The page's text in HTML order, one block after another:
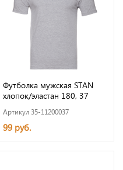
Футболка мужская STAN
хлопок/эластан 180, 37
Артикул 35-11200037
99 руб.